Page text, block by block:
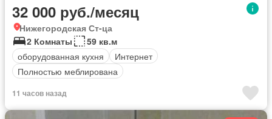
32 000 руб./месяц
Нижегородская Ст-ца
2 Комнаты
59 кв.м
оборудованная кухня
Интернет
Полностью меблирована
11 часов назад